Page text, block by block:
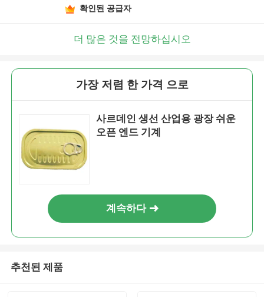
확인된 공급자
더 많은 것을 전망하십시오
가장 저렴 한 가격 으로
사르데인 생선 산업용 광장 쉬운
오픈 엔드 기계
계속하다
추천된 제품